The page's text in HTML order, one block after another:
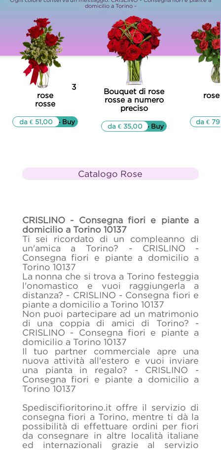
domicilio a Torino -
3
rose
rosse
▷▷ Buy
da € 51,00
Bouquet di rose
rosse a numero
preciso
▷▷ Buy
da € 35,00
da €
Catalogo Rose
CRISLINO - Consegna fiori e piante a
domicilio a Torino 10137
Ti sei ricordato di un compleanno di
un'amica a Torino? - CRISLINO -
Consegna fiori e piante a domicilio a
Torino 10137
La nonna che si trova a Torino festeggia
l'onomastico e vuoi raggiungerla a
distanza? - CRISLINO - Consegna fiori e
piante a domicilio a Torino 10137
Non puoi partecipare ad un matrimonio
di una coppia di amici di Torino? -
CRISLINO - Consegna fiori e piante a
domicilio a Torino 10137
Il tuo partner commerciale apre una
nuova attività all'estero e vuoi inviare
una pianta in regalo? - CRISLINO -
Consegna fiori e piante a domicilio a
Torino 10137
Spediscifioritorino.it offre il servizio di
consegna fiori a Torino, mentre ti dà la
possibilità di effettuare ordini per fiori
da consegnare in altre località italiane
ed internazionali grazie al servizio